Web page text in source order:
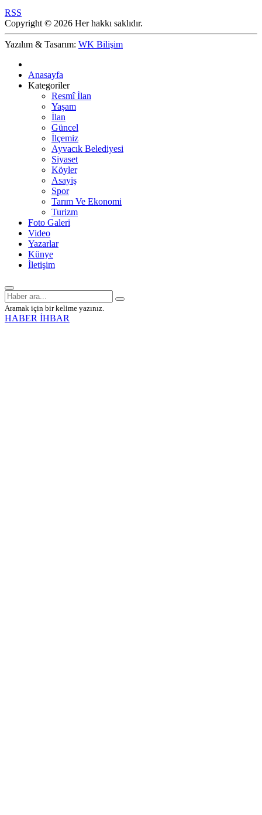
RSS
Copyright © 2026 Her hakkı saklıdır.
Yazılım & Tasarım: WK Bilişim
Anasayfa
Kategoriler
Resmî İlan
Yaşam
İlan
Güncel
İlçemiz
Ayvacık Belediyesi
Siyaset
Köyler
Asayiş
Spor
Tarım Ve Ekonomi
Turizm
Foto Galeri
Video
Yazarlar
Künye
İletişim
Aramak için bir kelime yazınız.
HABER İHBAR